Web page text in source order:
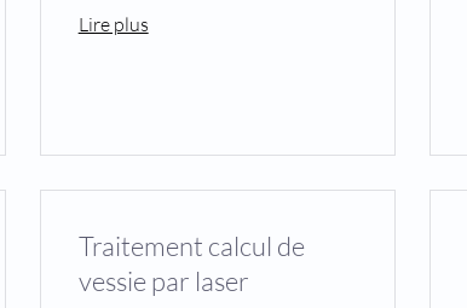
Lire plus
Traitement calcul de
vessie par laser